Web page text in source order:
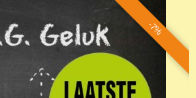
-7%